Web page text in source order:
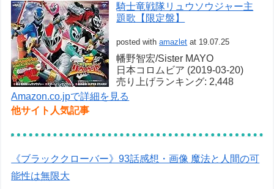
騎士竜戦隊リュウソウジャー主
題歌【限定盤】
posted withamazlet at 19.07.25
幡野智宏/Sister MAYO
日本コロムビア (2019-03-20)
売り上げランキング: 2,448
Amazon.co.jpで詳細を見る
他サイト人気記事
《ブラッククローバー》93話感想・画像 魔法と人間の可
能性は無限大